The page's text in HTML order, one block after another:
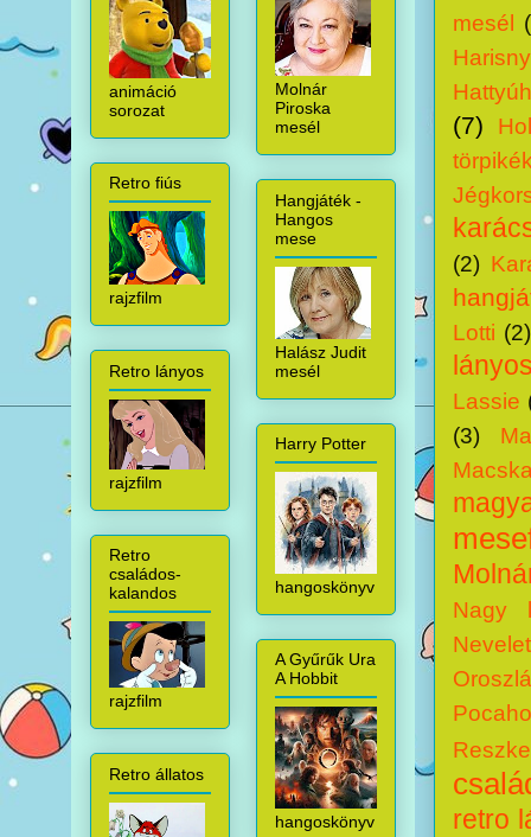
mesél
(7)
(2)
Lotti (2)
Lassie
(3)
Nagy
retro
animáció
sorozat
Retro fiús
rajzfilm
Retro lányos
rajzfilm
Retro
családos-
kalandos
rajzfilm
Retro állatos
Molnár
Piroska
mesél
Hangjáték -
Hangos
mese
Halász Judit
mesél
Harry Potter
hangoskönyv
A Gyűrűk Ura
A Hobbit
hangoskönyv